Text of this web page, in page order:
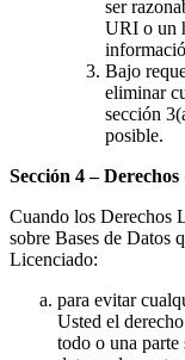
ser
URI o un
Bajo
eliminar
sección
posible.
Sección 4 –
Cuando los Derechos
sobre Bases de Datos
Licenciado:
para evitar
Usted el
todo o una parte